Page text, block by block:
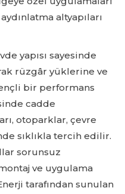
altyapıları
yapısı sayesinde
rüzgâr yüklerine ve
bir performans
cadde
otoparklar, çevre
sıklıkla tercih edilir.
sorunsuz
ve uygulama
tarafından sunulan